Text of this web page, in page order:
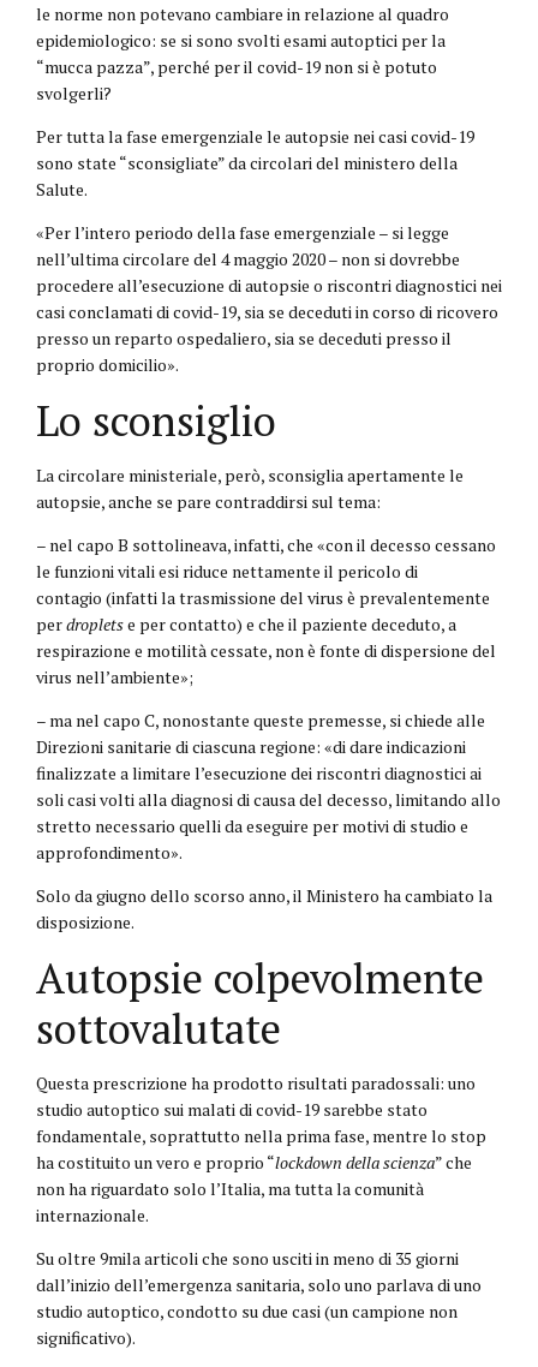
le norme non potevano cambiare in relazione al quadro
epidemiologico: se si sono svolti esami autoptici per la
“mucca pazza”, perché per il covid-19 non si è potuto
svolgerli?
Per tutta la fase emergenziale le autopsie nei casi covid-19
sono state “sconsigliate” da circolari del ministero della
Salute.
«Per l’intero periodo della fase emergenziale – si legge
nell’ultima circolare del 4 maggio 2020 – non si dovrebbe
procedere all’esecuzione di autopsie o riscontri diagnostici nei
casi conclamati di covid-19, sia se deceduti in corso di ricovero
presso un reparto ospedaliero, sia se deceduti presso il
proprio domicilio».
Lo sconsiglio
La circolare ministeriale, però, sconsiglia apertamente le
autopsie, anche se pare contraddirsi sul tema:
– nel capo B sottolineava, infatti, che «con il decesso cessano
le funzioni vitali esi riduce nettamente il pericolo di
contagio (infatti la trasmissione del virus è prevalentemente
perdropletse per contatto) e che il paziente deceduto, a
respirazione e motilità cessate, non è fonte di dispersione del
virus nell’ambiente»;
– ma nel capo C, nonostante queste premesse, si chiede alle
Direzioni sanitarie di ciascuna regione: «di dare indicazioni
finalizzate a limitare l’esecuzione dei riscontri diagnostici ai
soli casi volti alla diagnosi di causa del decesso, limitando allo
stretto necessario quelli da eseguire per motivi di studio e
approfondimento».
Solo da giugno dello scorso anno, il Ministero ha cambiato la
disposizione.
Autopsie colpevolmente
sottovalutate
Questa prescrizione ha prodotto risultati paradossali: uno
studio autoptico sui malati di covid-19 sarebbe stato
fondamentale, soprattutto nella prima fase, mentre lo stop
ha costituito un vero e proprio “lockdown della scienza” che
non ha riguardato solo l’Italia, ma tutta la comunità
internazionale.
Su oltre 9mila articoli che sono usciti in meno di 35 giorni
dall’inizio dell’emergenza sanitaria, solo uno parlava di uno
studio autoptico, condotto su due casi (un campione non
significativo).